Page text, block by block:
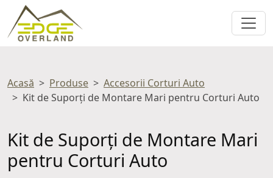
Acasă Produse
Accesorii Corturi Auto
Kit de Suporți de Montare Mari pentru Corturi Auto
Kit de Suporți de Montare Mari
pentru Corturi Auto